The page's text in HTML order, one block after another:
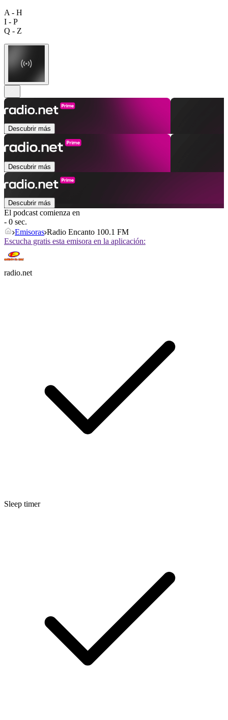
A - H
I - P
Q - Z
Descubrir más
Descubrir más
Descubrir más
El podcast comienza en
- 0 sec.
Emisoras Radio Encanto 100.1 FM
Escucha gratis esta emisora en la aplicación:
radio.net
Sleep timer